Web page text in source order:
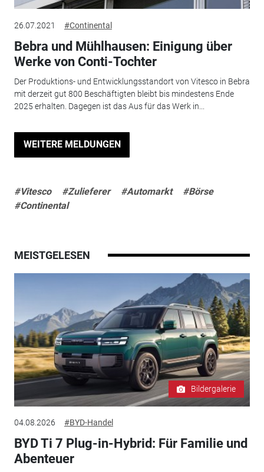
26.07.2021 #Continental
Bebra und Mühlhausen: Einigung über
Werke von Conti-Tochter
Der Produktions- und Entwicklungsstandort von Vitesco in Bebra
mit derzeit gut 800 Beschäftigten bleibt bis mindestens Ende
2025 erhalten. Dagegen ist das Aus für das Werk in...
WEITERE MELDUNGEN
#Vitesco #Zulieferer #Automarkt
#Börse
#Continental
MEISTGELESEN
Bildergalerie
04.08.2026 #BYD-Handel
BYD Ti 7 Plug-in-Hybrid: Für Familie und
Abenteuer